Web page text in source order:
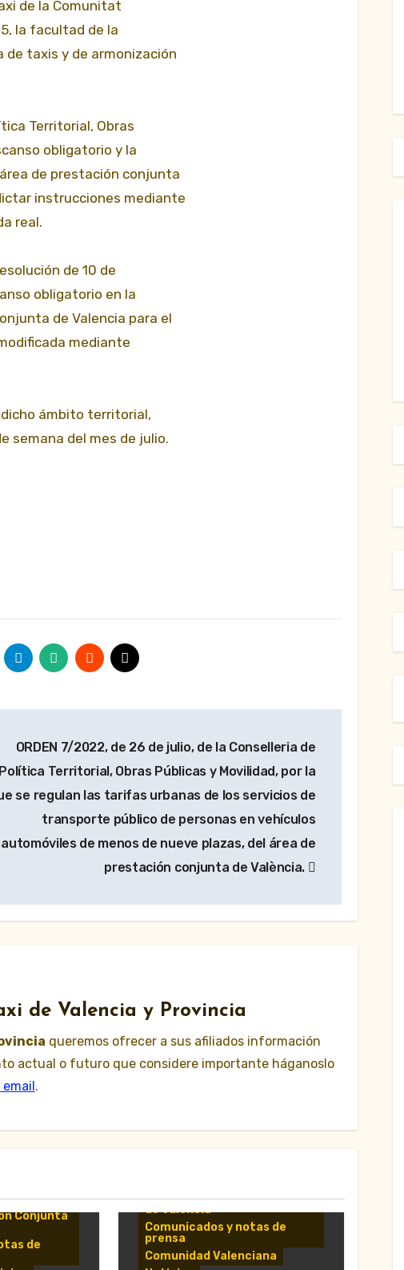
de la Comunitat
la facultad de la
taxis y de armonización
Territorial, Obras
obligatorio y la
de prestación conjunta
instrucciones mediante
real.
de 10 de
obligatorio en la
de Valencia para el
mediante
ámbito territorial,
semana del mes de julio.
ORDEN 7/2022, de 26 de julio, de la Conselleria de
Política Territorial, Obras Públicas y Movilidad, por la
se regulan las tarifas urbanas de los servicios de
transporte público de personas en vehículos
automóviles de menos de nueve plazas, del área de
prestación conjunta de València.
de Valencia y Provincia
queremos ofrecer a sus afiliados información
actual o futuro que considere importante háganoslo
email.
Conjunta
de
Área de Prestación Conjunta
de Valencia
Comunicados y notas de
prensa
Comunidad Valenciana